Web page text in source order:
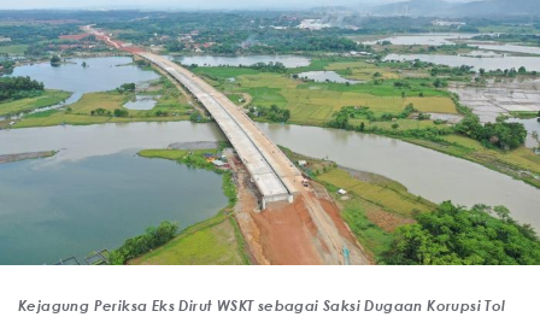
Kejagung Periksa Eks Dirut WSKT sebagai Saksi Dugaan Korupsi Tol